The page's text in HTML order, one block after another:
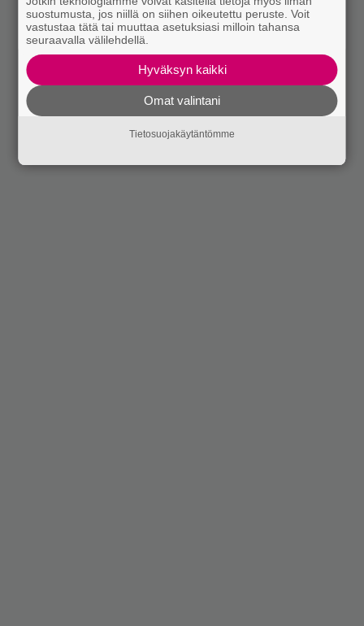
suostumusta, jos niillä on siihen oikeutettu peruste. Voit
vastustaa tätä tai muuttaa asetuksiasi milloin tahansa
seuraavalla välilehdellä.
Hyväksyn kaikki
Omat valintani
Tietosuojakäytäntömme